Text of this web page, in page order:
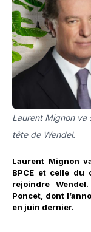
Laurent Mignon va
tête de Wendel.
Laurent Mignon
BPCE et celle du
rejoindre
Poncet, dont
en juin dernier.